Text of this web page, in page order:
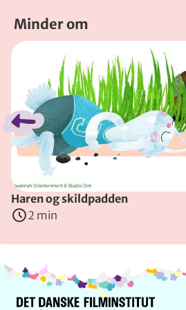
Minder om
Spring bånd over
Haren og skildpadden
2 min